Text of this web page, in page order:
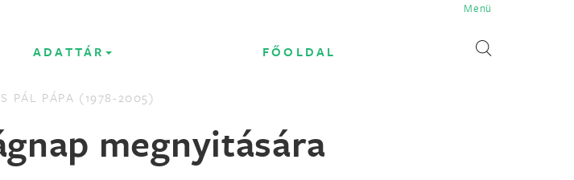
Menü
ADATTÁR FŐOLDAL
PÁL PÁPA (1978-2005)
megnyitására